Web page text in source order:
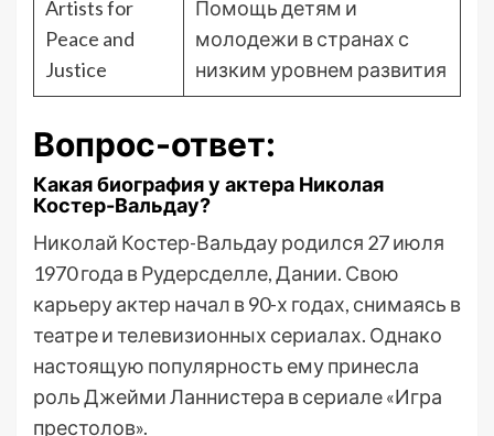
Artists for
Peace and
Justice
Помощь детям и
молодежи в странах с
низким уровнем развития
Вопрос-ответ:
Какая биография у актера Николая
Костер-Вальдау?
Николай Костер-Вальдау родился 27 июля
1970 года в Рудерсделле, Дании. Свою
карьеру актер начал в 90-х годах, снимаясь в
театре и телевизионных сериалах. Однако
настоящую популярность ему принесла
роль Джейми Ланнистера в сериале «Игра
престолов».